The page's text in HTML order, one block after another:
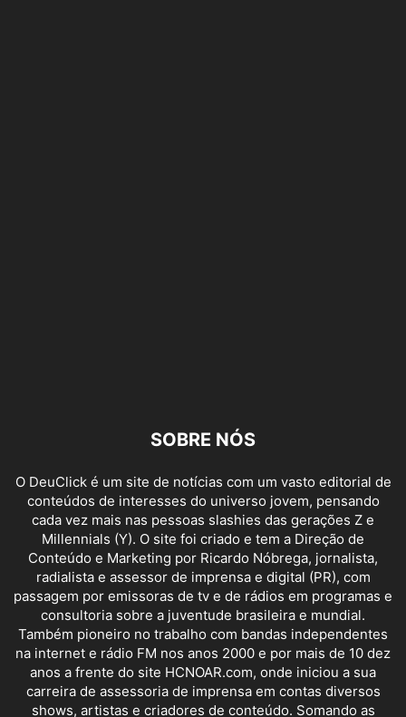
SOBRE NÓS
O DeuClick é um site de notícias com um vasto editorial de
conteúdos de interesses do universo jovem, pensando
cada vez mais nas pessoas slashies das gerações Z e
Millennials (Y). O site foi criado e tem a Direção de
Conteúdo e Marketing por Ricardo Nóbrega, jornalista,
radialista e assessor de imprensa e digital (PR), com
passagem por emissoras de tv e de rádios em programas e
consultoria sobre a juventude brasileira e mundial.
Também pioneiro no trabalho com bandas independentes
na internet e rádio FM nos anos 2000 e por mais de 10 dez
anos a frente do site HCNOAR.com, onde iniciou a sua
carreira de assessoria de imprensa em contas diversos
shows, artistas e criadores de conteúdo. Somando as